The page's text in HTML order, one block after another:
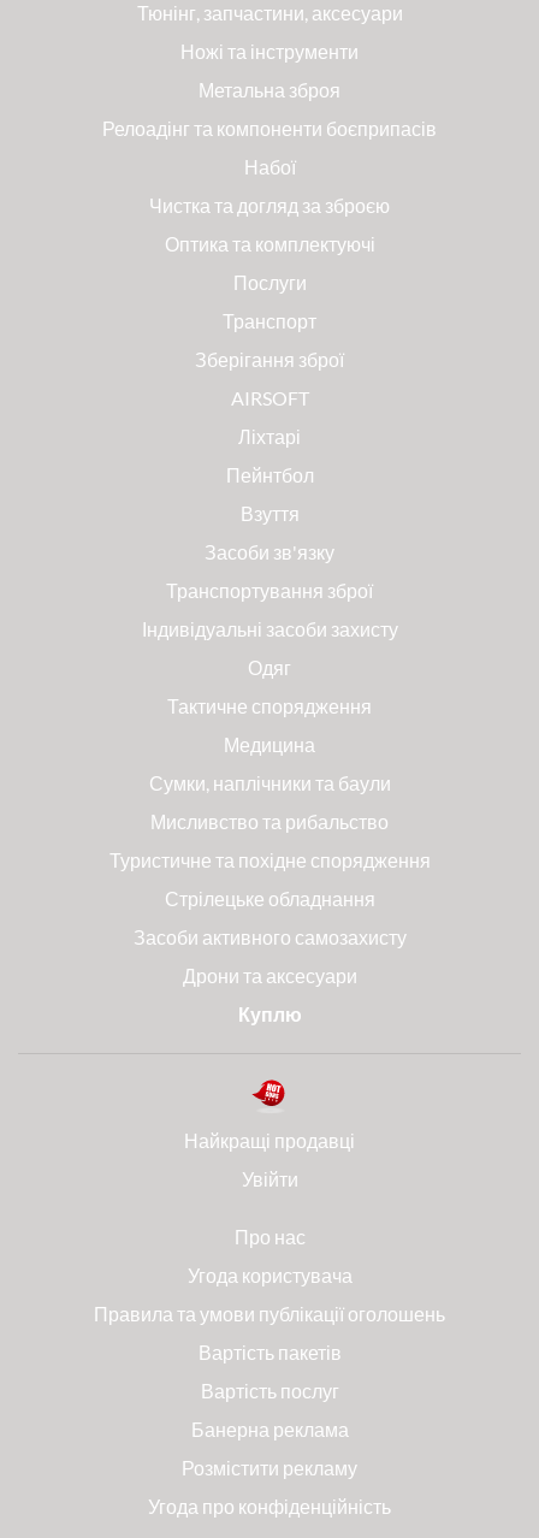
Тюнінг, запчастини, аксесуари
Ножі та інструменти
Метальна зброя
Релоадінг та компоненти боєприпасів
Набої
Чистка та догляд за зброєю
Оптика та комплектуючі
Послуги
Транспорт
Зберігання зброї
AIRSOFT
Ліхтарі
Пейнтбол
Взуття
Засоби зв'язку
Транспортування зброї
Індивідуальні засоби захисту
Одяг
Тактичне спорядження
Медицина
Сумки, наплічники та баули
Мисливство та рибальство
Туристичне та похідне спорядження
Стрілецьке обладнання
Засоби активного самозахисту
Дрони та аксесуари
Куплю
Найкращі продавці
Увійти
Про нас
Угода користувача
Правила та умови публікації оголошень
Вартість пакетів
Вартість послуг
Банерна реклама
Розмістити рекламу
Угода про конфіденційність